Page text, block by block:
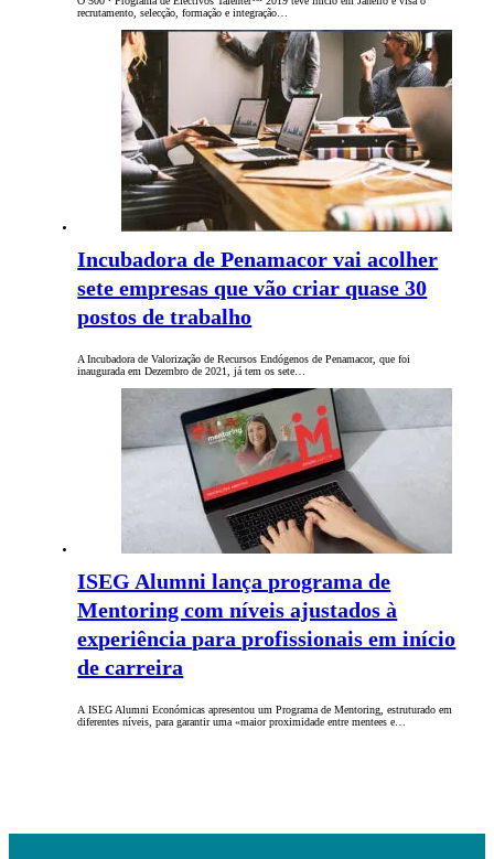
recrutamento, selecção, formação e integração…
Incubadora de Penamacor vai acolher
sete empresas que vão criar quase 30
postos de trabalho
A Incubadora de Valorização de Recursos Endógenos de Penamacor, que foi
inaugurada em Dezembro de 2021, já tem os sete…
ISEG Alumni lança programa de
Mentoring com níveis ajustados à
experiência para profissionais em início
de carreira
A ISEG Alumni Económicas apresentou um Programa de Mentoring, estruturado em
diferentes níveis, para garantir uma «maior proximidade entre mentees e…